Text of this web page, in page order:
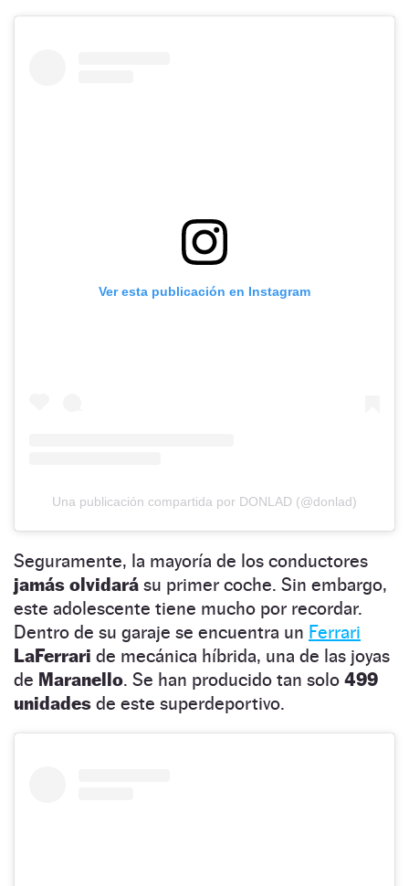
Ver esta publicación en Instagram
Una publicación compartida por DONLAD (@donlad)
Seguramente, la mayoría de los conductores
jamás olvidará su primer coche. Sin embargo,
este adolescente tiene mucho por recordar.
Dentro de su garaje se encuentra un Ferrari
LaFerrari de mecánica híbrida, una de las joyas
de Maranello. Se han producido tan solo 499
unidades de este superdeportivo.